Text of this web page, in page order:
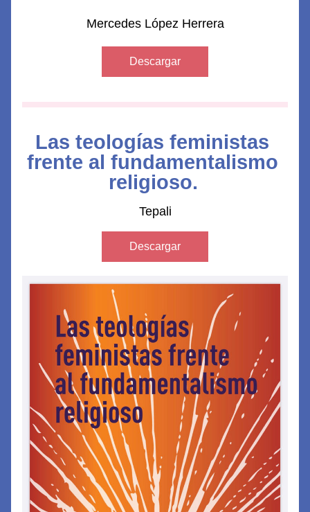
Mercedes López Herrera
Descargar
Las teologías feministas
frente al fundamentalismo
religioso.
Tepali
Descargar